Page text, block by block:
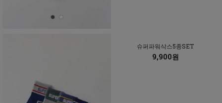
슈퍼파워삭스5종SET
9,900원